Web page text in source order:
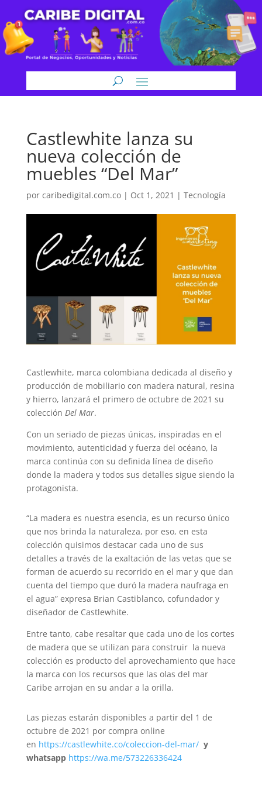
Castlewhite lanza su
nueva colección de
muebles “Del Mar”
por caribedigital.com.co| Oct 1, 2021 | Tecnología
Castlewhite, marca colombiana dedicada al diseño y
producción de mobiliario con madera natural, resina
y hierro, lanzará el primero de octubre de 2021 su
colección Del Mar.
Con un seriado de piezas únicas, inspiradas en el
movimiento, autenticidad y fuerza del océano, la
marca continúa con su definida línea de diseño
donde la madera y todos sus detalles sigue siendo la
protagonista.
“La madera es nuestra esencia, es un recurso único
que nos brinda la naturaleza, por eso, en esta
colección quisimos destacar cada uno de sus
detalles a través de la exaltación de las vetas que se
forman de acuerdo su recorrido en el mar y que dan
cuenta del tiempo que duró la madera naufraga en
el agua” expresa Brian Castiblanco, cofundador y
diseñador de Castlewhite.
Entre tanto, cabe resaltar que cada uno de los cortes
de madera que se utilizan para construir la nueva
colección es producto del aprovechamiento que hace
la marca con los recursos que las olas del mar
Caribe arrojan en su andar a la orilla.
Las piezas estarán disponibles a partir del 1 de
octubre de 2021 por compra online
en https://castlewhite.co/coleccion-del-mar/ y
whatsapp https://wa.me/573226336424